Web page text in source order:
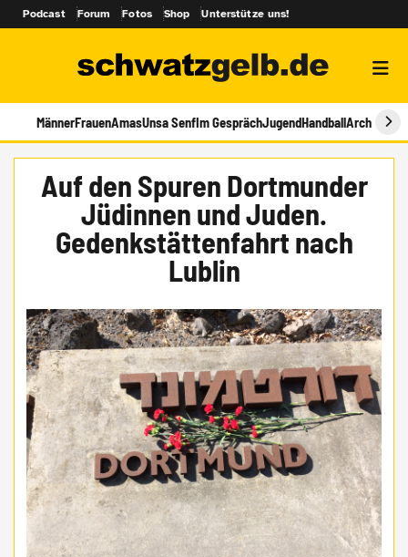
Podcast Forum Fotos Shop Unterstütze uns!
MännerFrauenAmasUnsa SenfIm GesprächJugendHandballArchiv
Auf den Spuren Dortmunder
Jüdinnen und Juden.
Gedenkstättenfahrt nach
Lublin